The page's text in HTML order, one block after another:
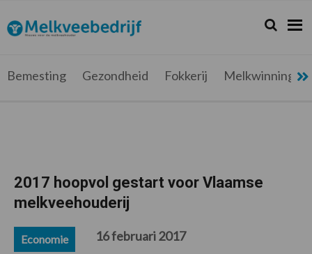
de
hoofdnavigatie
de
hoofd
de
eerste
de
voettekst
Melkveebedrijf.be
Nieuws
melkveehouder
Zoeken...
Zoek
Bemesting Gezondheid Fokkerij Melkwinning
2017 hoopvol gestart voor Vlaamse
melkveehouderij
Economie 16 februari 2017